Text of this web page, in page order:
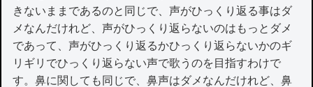
きないままであるのと同じで、声がひっくり返る事はダ
メなんだけれど、声がひっくり返らないのはもっとダメ
であって、声がひっくり返るかひっくり返らないかのギ
リギリでひっくり返らない声で歌うのを目指すわけで
す。鼻に関しても同じで、鼻声はダメなんだけれど、鼻